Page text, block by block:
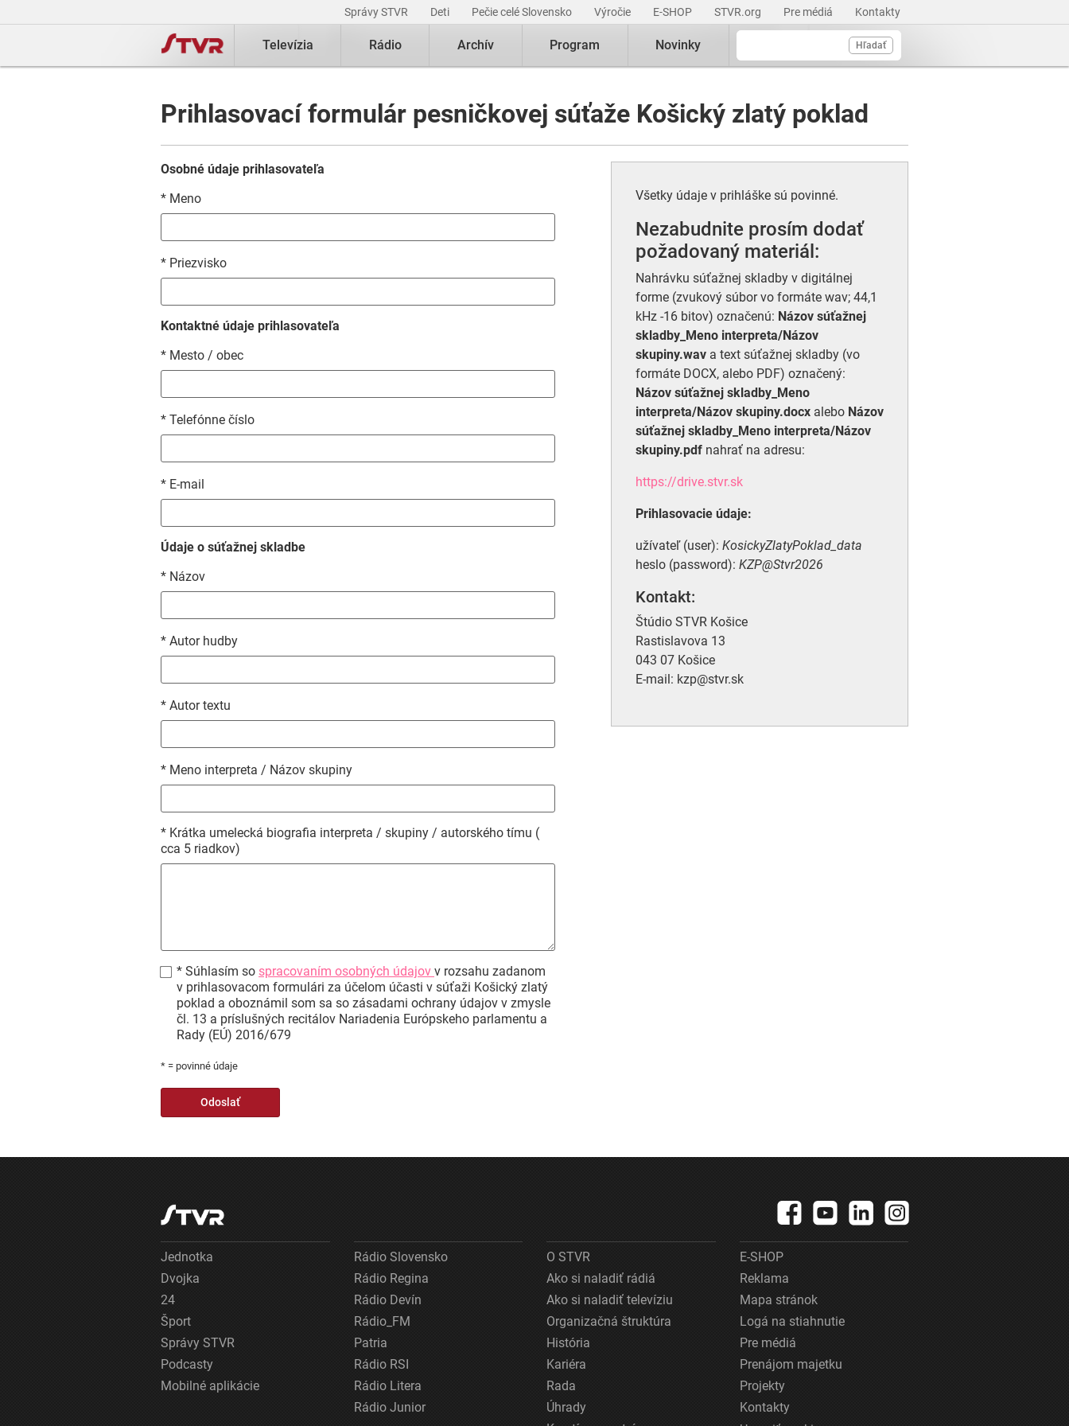
Správy STVR Deti Pečie celé Slovensko Výročie E-SHOP STVR.org Pre médiá Kontakty
Hľadať
Televízia Rádio Archív Program Novinky
Prihlasovací formulár pesničkovej súťaže Košický zlatý poklad
Osobné údaje prihlasovateľa
* Meno
* Priezvisko
Kontaktné údaje prihlasovateľa
* Mesto / obec
* Telefónne číslo
* E-mail
Údaje o súťažnej skladbe
* Názov
* Autor hudby
* Autor textu
* Meno interpreta / Názov skupiny
* Krátka umelecká biografia interpreta / skupiny / autorského tímu (
cca 5 riadkov)
* Súhlasím so spracovaním osobných údajov v rozsahu zadanom
v prihlasovacom formulári za účelom účasti v súťaži Košický zlatý
poklad a oboznámil som sa so zásadami ochrany údajov v zmysle
čl. 13 a príslušných recitálov Nariadenia Európskeho parlamentu a
Rady (EÚ) 2016/679
* = povinné údaje
Všetky údaje v prihláške sú povinné.
Nezabudnite prosím dodať
požadovaný materiál:
Nahrávku súťažnej skladby v digitálnej
forme (zvukový súbor vo formáte wav; 44,1
kHz -16 bitov) označenú: Názov súťažnej
skladby_Meno interpreta/Názov
skupiny.wav a text súťažnej skladby (vo
formáte DOCX, alebo PDF) označený:
Názov súťažnej skladby_Meno
interpreta/Názov skupiny.docx alebo Názov
súťažnej skladby_Meno interpreta/Názov
skupiny.pdf nahrať na adresu:
https://drive.stvr.sk
Prihlasovacie údaje:
užívateľ (user): KosickyZlatyPoklad_data
heslo (password): KZP@Stvr2026
Kontakt:
Štúdio STVR Košice
Rastislavova 13
043 07 Košice
E-mail: kzp@stvr.sk
Jednotka
Dvojka
24
Šport
Správy STVR
Podcasty
Mobilné aplikácie
Rádio Slovensko
Rádio Regina
Rádio Devín
Rádio_FM
Patria
Rádio RSI
Rádio Litera
Rádio Junior
O STVR
Ako si naladiť rádiá
Ako si naladiť televíziu
Organizačná štruktúra
História
Kariéra
Rada
Úhrady
E-SHOP
Reklama
Mapa stránok
Logá na stiahnutie
Pre médiá
Prenájom majetku
Projekty
Kontakty